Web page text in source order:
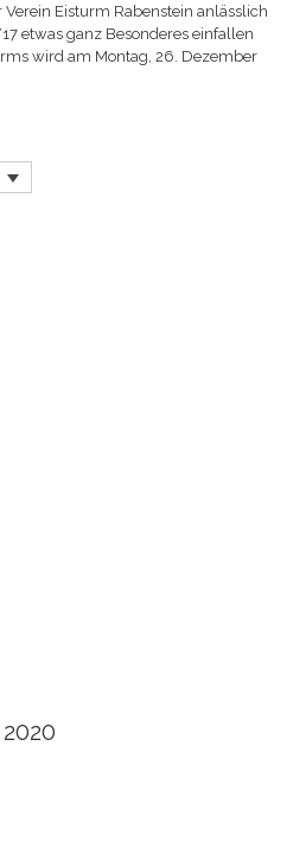
Verein Eisturm Rabenstein anlässlich
etwas ganz Besonderes einfallen
wird am Montag, 26. Dezember